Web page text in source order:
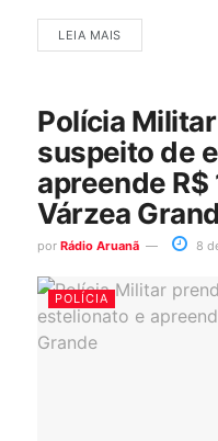
LEIA MAIS
Polícia
suspeito de
apreende R$
Várzea
por Rádio Aruanã 8
POLÍCIA